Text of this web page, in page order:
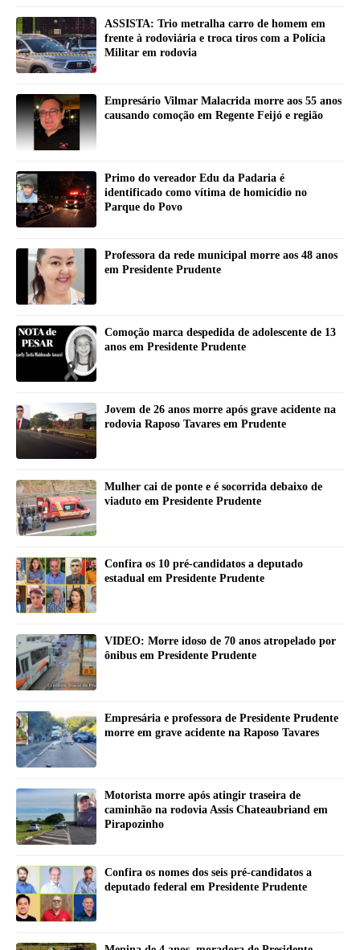
ASSISTA: Trio metralha carro de homem em
frente à rodoviária e troca tiros com a Polícia
Militar em rodovia
Empresário Vilmar Malacrida morre aos 55 anos
causando comoção em Regente Feijó e região
Primo do vereador Edu da Padaria é
identificado como vítima de homicídio no
Parque do Povo
Professora da rede municipal morre aos 48 anos
em Presidente Prudente
Comoção marca despedida de adolescente de 13
anos em Presidente Prudente
Jovem de 26 anos morre após grave acidente na
rodovia Raposo Tavares em Prudente
Mulher cai de ponte e é socorrida debaixo de
viaduto em Presidente Prudente
Confira os 10 pré-candidatos a deputado
estadual em Presidente Prudente
VIDEO: Morre idoso de 70 anos atropelado por
ônibus em Presidente Prudente
Empresária e professora de Presidente Prudente
morre em grave acidente na Raposo Tavares
Motorista morre após atingir traseira de
caminhão na rodovia Assis Chateaubriand em
Pirapozinho
Confira os nomes dos seis pré-candidatos a
deputado federal em Presidente Prudente